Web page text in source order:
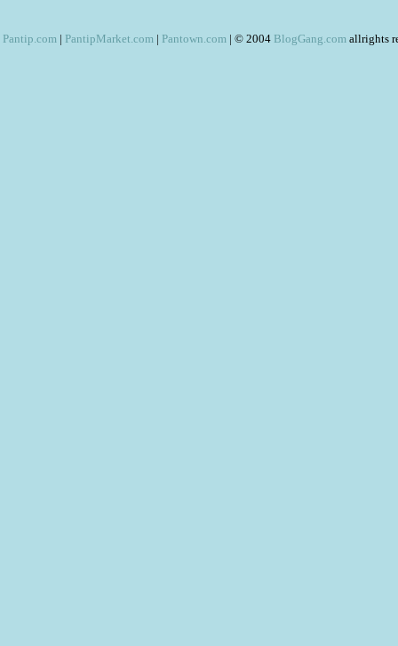
Pantip.com | PantipMarket.com | Pantown.com | © 2004 BlogGang.com allrights